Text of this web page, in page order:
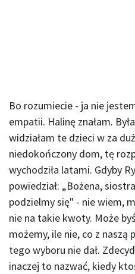
Bo rozumiecie - ja nie
empatii. Halinę znałam.
widziałam te dzieci w za
niedokończony dom, tę
wychodziła latami. Gdyby
powiedział: „Bożena,
podzielmy się" - nie wiem,
nie na takie kwoty. Może
możemy, ile nie, co z naszą
tego wyboru nie dał.
inaczej to nazwać, kiedy